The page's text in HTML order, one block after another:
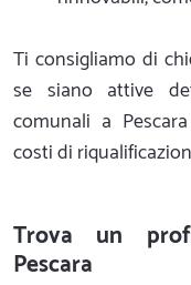
Ti consigliamo di
se siano attive
comunali a
costi di
Trova un
Pescara